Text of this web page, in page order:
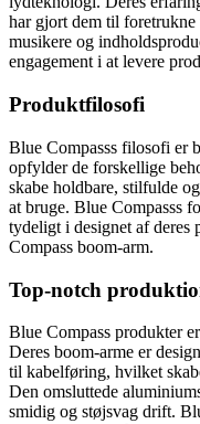
har gjort dem til
musikere og
engagement i at levere
Produktfilosofi
Blue Compasss filosofi er
opfylder de forskellige
skabe holdbare, stilfulde
at bruge. Blue Compasss
tydeligt i designet af deres
Compass boom-arm.
Top-notch
Blue Compass produkter
Deres boom-arme er
til kabelføring, hvilket
Den omsluttede
smidig og støjsvag drift.